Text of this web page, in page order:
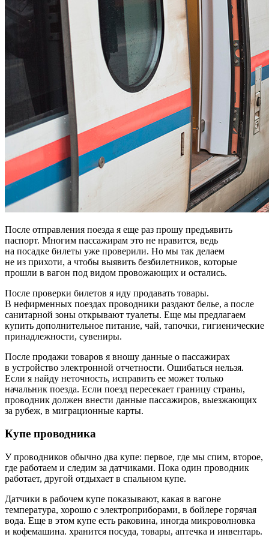
После отправления поезда я еще раз прошу предъявить
паспорт. Многим пассажирам это не нравится, ведь
на посадке билеты уже проверили. Но мы так делаем
не из прихоти, а чтобы выявить безбилетников, которые
прошли в вагон под видом провожающих и остались.
После проверки билетов я иду продавать товары.
В нефирменных поездах проводники раздают белье, а после
санитарной зоны открывают туалеты. Еще мы предлагаем
купить дополнительное питание, чай, тапочки, гигиенические
принадлежности, сувениры.
После продажи товаров я вношу данные о пассажирах
в устройство электронной отчетности. Ошибаться нельзя.
Если я найду неточность, исправить ее может только
начальник поезда. Если поезд пересекает границу страны,
проводник должен внести данные пассажиров, выезжающих
за рубеж, в миграционные карты.
Купе проводника
У проводников обычно два купе: первое, где мы спим, второе,
где работаем и следим за датчиками. Пока один проводник
работает, другой отдыхает в спальном купе.
Датчики в рабочем купе показывают, какая в вагоне
температура, хорошо с электроприборами, в бойлере горячая
вода. Еще в этом купе есть раковина, иногда микроволновка
и кофемашина. хранится посуда, товары, аптечка и инвентарь.